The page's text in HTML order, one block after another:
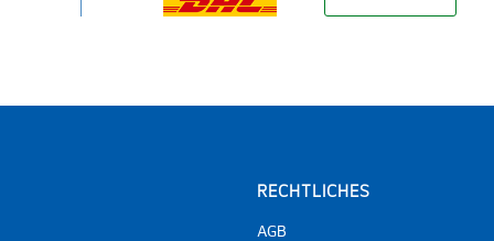
RECHTLICHES
AGB